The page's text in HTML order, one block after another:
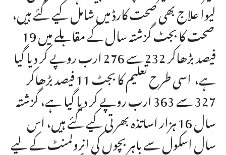
لیوا علاج بھی صحت کارڈ میں شامل کیے گئے ہیں،
صحت کا بجٹ گزشتہ سال کے مقابلے میں 19
فیصد بڑھاکر 232 سے 276 ارب روپے کر دیا گیا
ہے، اسی طرح تعلیم کا بجٹ 11 فیصد بڑھاکر
327 سے 363 ارب روپے کر دیا گیا ہے، گزشتہ
سال 16 ہزار اساتذہ بھرتی کیے گئے ہیں، اس
سال اسکول سے باہر بچوں کی انرولمنٹ کے لیے